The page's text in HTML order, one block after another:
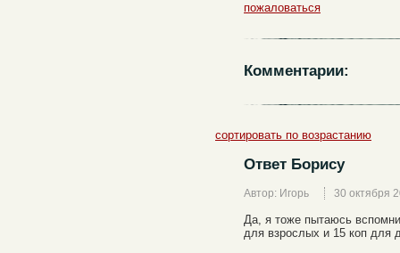
пожаловаться
Комментарии:
сортировать по возрастанию
Ответ Борису
Автор: Игорь 30 октября
Да, я тоже пытаюсь
для взрослых и 15 коп для